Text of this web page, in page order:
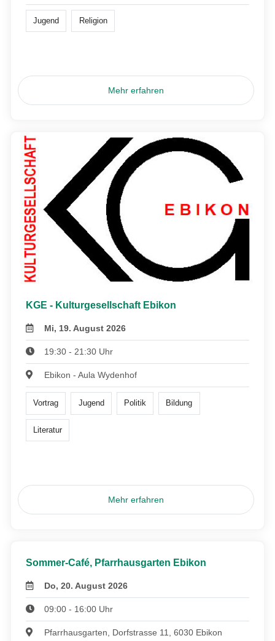
Jugend Religion
Mehr erfahren
KGE - Kulturgesellschaft Ebikon
Mi, 19. August 2026
19:30 - 21:30 Uhr
Ebikon - Aula Wydenhof
Vortrag Jugend Politik Bildung
Literatur
Mehr erfahren
Sommer-Café, Pfarrhausgarten Ebikon
Do, 20. August 2026
09:00 - 16:00 Uhr
Pfarrhausgarten, Dorfstrasse 11, 6030 Ebikon